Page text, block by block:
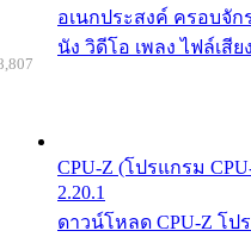
อเนกประสงค์ ครอบจั
นัง วิดีโอ เพลง ไฟล์เสี
CPU-Z (โปรแกรม
2.20.1
ดาวน์โหลด CPU-Z โป